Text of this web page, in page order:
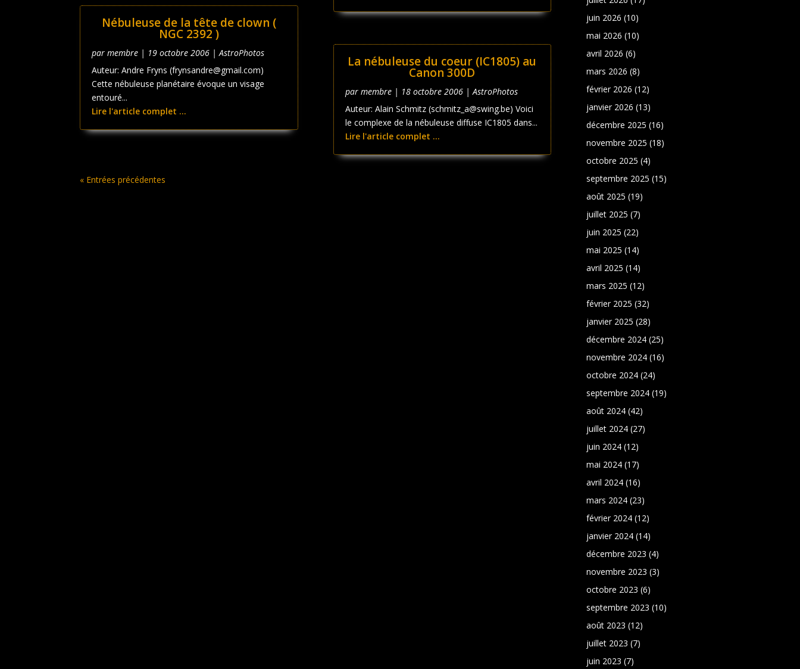
Nébuleuse de la tête de clown (
NGC 2392 )
parmembre | 19 octobre 2006 |AstroPhotos
Auteur: Andre Fryns (frynsandre@gmail.com)
Cette nébuleuse planétaire évoque un visage
entouré...
Lire l'article complet ...
La nébuleuse du coeur (IC1805) au
Canon 300D
par membre| 18 octobre 2006|AstroPhotos
Auteur: Alain Schmitz (schmitz_a@swing.be) Voici
le complexe de la nébuleuse diffuse IC1805 dans...
Lire l'article complet ...
« Entrées précédentes
juin 2026 (10)
mai 2026 (10)
avril 2026 (6)
mars 2026 (8)
février 2026 (12)
janvier 2026 (13)
décembre 2025 (16)
novembre 2025 (18)
octobre 2025 (4)
septembre 2025 (15)
août 2025 (19)
juillet 2025 (7)
juin 2025 (22)
mai 2025 (14)
avril 2025 (14)
mars 2025 (12)
février 2025 (32)
janvier 2025 (28)
décembre 2024 (25)
novembre 2024 (16)
octobre 2024 (24)
septembre 2024 (19)
août 2024 (42)
juillet 2024 (27)
juin 2024 (12)
mai 2024 (17)
avril 2024 (16)
mars 2024 (23)
février 2024 (12)
janvier 2024 (14)
décembre 2023 (4)
novembre 2023 (3)
octobre 2023 (6)
septembre 2023 (10)
août 2023 (12)
juillet 2023 (7)
juin 2023 (7)